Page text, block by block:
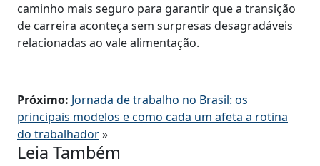
caminho mais seguro para garantir que a transição
de carreira aconteça sem surpresas desagradáveis
relacionadas ao vale alimentação.
Próximo: Jornada de trabalho no Brasil: os
principais modelos e como cada um afeta a rotina
do trabalhador»
Leia Também